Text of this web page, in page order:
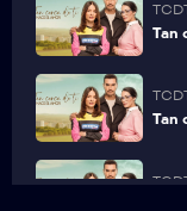
Tan
Tan